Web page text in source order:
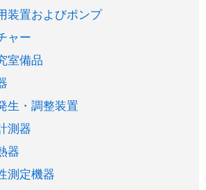
装置およびポンプ
ャー
室備品
生・調整装置
測器
器
測定機器